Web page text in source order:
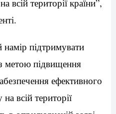
всій території країни”,
підтримувати
метою підвищення
ефективного
всій території